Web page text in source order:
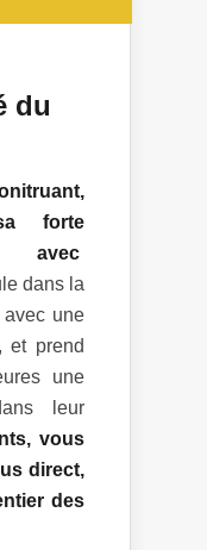
du
forte
dans la
une
et prend
une
leur
vous
direct,
des